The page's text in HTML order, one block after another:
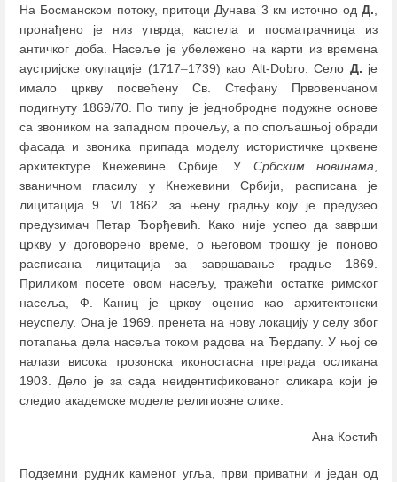
На Босманском потоку, притоци Дунава 3 км источно од Д.
пронађено је низ утврда, кастела и посматрачница из
античког доба. Насеље је убележено на карти из времена
аустријске окупације (1717–1739) као Alt-Dobro. Село Д. је
имало цркву посвећену Св. Стефану Првовенчаном
подигнуту 1869/70. По типу је једнобродне подужне основе
са звоником на западном прочељу, а по спољашњој обради
фасада и звоника припада моделу истористичке црквене
архитектуре Кнежевине Србије. У Србским новинама
званичном гласилу у Кнежевини Србији, расписана је
лицитација 9. VI 1862. за њену градњу коју је предузео
предузимач Петар Ђорђевић. Како није успео да заврши
цркву у договорено време, о његовом трошку је поново
расписана лицитација за завршавање градње 1869.
Приликом посете овом насељу, тражећи остатке римског
насеља, Ф. Каниц је цркву оценио као архитектонски
неуспелу. Она је 1969. пренета на нову локацију у селу због
потапања дела насеља током радова на Ђердапу. У њој се
налази висока трозонска иконостасна преграда осликана
1903. Дело је за сада неидентификованог сликара који је
следио академске моделе религиозне слике.
Ана Костић
Подземни рудник каменог угља, први приватни и један од